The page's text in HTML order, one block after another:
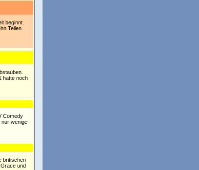
beginnt.
Teilen
hatte noch
Comedy
nur wenige
britischen
und